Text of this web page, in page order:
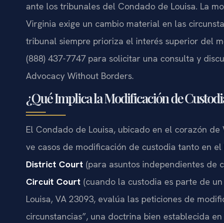
ante los tribunales del Condado de Louisa. La
Virginia exige un cambio material en las
tribunal siempre prioriza el interés superior del
(888) 437-7747 para solicitar una consulta y
Advocacy Without Borders.
¿Qué Implica la Modificación de
El Condado de Louisa, ubicado en el corazón
ve casos de modificación de custodia tanto en el
District Court (para asuntos independientes de
Circuit Court (cuando la custodia es parte de
Louisa, VA 23093, evalúa las peticiones de
circunstancias”, una doctrina bien establecida